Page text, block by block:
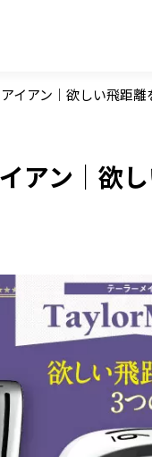
イアン｜欲しい飛距
アン｜欲